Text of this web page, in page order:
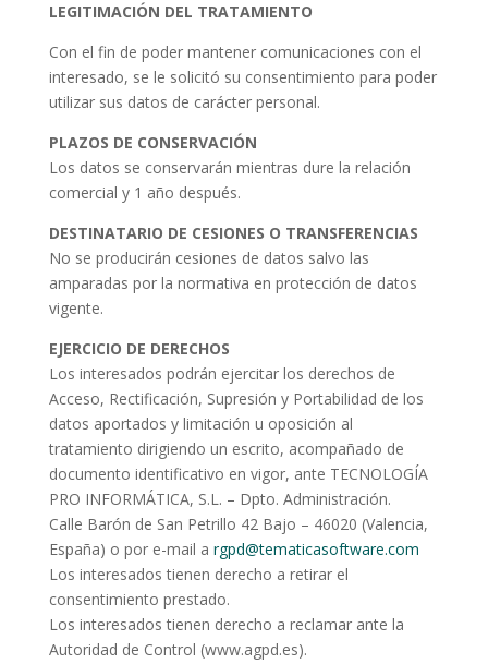
LEGITIMACIÓN DEL TRATAMIENTO
Con el fin de poder mantener comunicaciones con el
interesado, se le solicitó su consentimiento para poder
utilizar sus datos de carácter personal.
PLAZOS DE CONSERVACIÓN
Los datos se conservarán mientras dure la relación
comercial y 1 año después.
DESTINATARIO DE CESIONES O TRANSFERENCIAS
No se producirán cesiones de datos salvo las
amparadas por la normativa en protección de datos
vigente.
EJERCICIO DE DERECHOS
Los interesados podrán ejercitar los derechos de
Acceso, Rectificación, Supresión y Portabilidad de los
datos aportados y limitación u oposición al
tratamiento dirigiendo un escrito, acompañado de
documento identificativo en vigor, ante TECNOLOGÍA
PRO INFORMÁTICA, S.L. – Dpto. Administración.
Calle Barón de San Petrillo 42 Bajo – 46020 (Valencia,
España) o por e-mail a rgpd@tematicasoftware.com
Los interesados tienen derecho a retirar el
consentimiento prestado.
Los interesados tienen derecho a reclamar ante la
Autoridad de Control (www.agpd.es).